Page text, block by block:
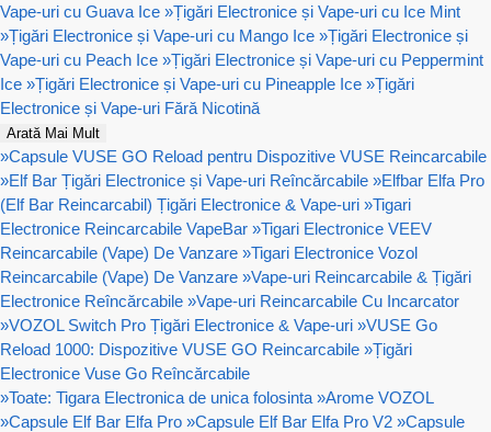
Vape-uri cu Guava Ice »Țigări Electronice și Vape-uri cu Ice Mint
»Țigări Electronice și Vape-uri cu Mango Ice »Țigări Electronice și
Vape-uri cu Peach Ice »Țigări Electronice și Vape-uri cu Peppermint
Ice »Țigări Electronice și Vape-uri cu Pineapple Ice »Țigări
Electronice și Vape-uri Fără Nicotină
Arată Mai Mult
»Capsule VUSE GO Reload pentru Dispozitive VUSE Reincarcabile
»Elf Bar Țigări Electronice și Vape-uri Reîncărcabile »Elfbar Elfa Pro
(Elf Bar Reincarcabil) Țigări Electronice & Vape-uri »Tigari
Electronice Reincarcabile VapeBar »Tigari Electronice VEEV
Reincarcabile (Vape) De Vanzare »Tigari Electronice Vozol
Reincarcabile (Vape) De Vanzare »Vape-uri Reincarcabile & Țigări
Electronice Reîncărcabile »Vape-uri Reincarcabile Cu Incarcator
»VOZOL Switch Pro Țigări Electronice & Vape-uri »VUSE Go
Reload 1000: Dispozitive VUSE GO Reincarcabile »Țigări
Electronice Vuse Go Reîncărcabile
»Toate: Tigara Electronica de unica folosinta »Arome VOZOL
»Capsule Elf Bar Elfa Pro »Capsule Elf Bar Elfa Pro V2 »Capsule